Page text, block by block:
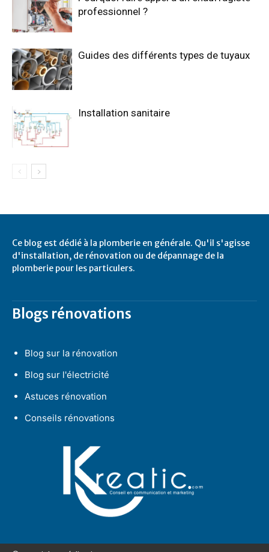
professionnel ?
Guides des différents types de tuyaux
Installation sanitaire
Ce blog est dédié à la plomberie en générale. Qu'il s'agisse
d'installation, de rénovation ou de dépannage de la
plomberie pour les particulers.
Blogs rénovations
Blog sur la rénovation
Blog sur l'électricité
Astuces rénovation
Conseils rénovations